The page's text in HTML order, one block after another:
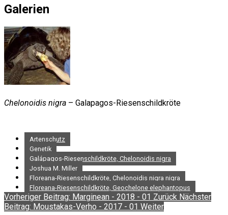
Galerien
Chelonoidis nigra – Galapagos-Riesenschildkröte
Artenschutz
Genetik
Galápagos-Riesenschildkröte, Chelonoidis nigra
Joshua M. Miller
Floreana-Riesenschildkröte, Chelonoidis nigra nigra
Floreana-Riesenschildkröte, Geochelone elephantopus
Vorheriger Beitrag: Marginean - 2018 - 01 Zurück Nächster
Beitrag: Moustakas-Verho - 2017 - 01 Weiter